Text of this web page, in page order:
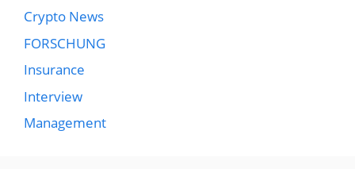
Crypto News
FORSCHUNG
Insurance
Interview
Management